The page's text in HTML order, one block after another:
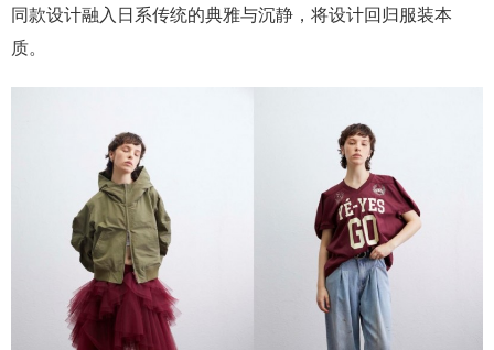
同款设计融入日系传统的典雅与沉静，将设计回归服装本
质。